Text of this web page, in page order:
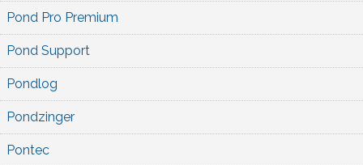
Pond Pro Premium
Pond Support
Pondlog
Pondzinger
Pontec